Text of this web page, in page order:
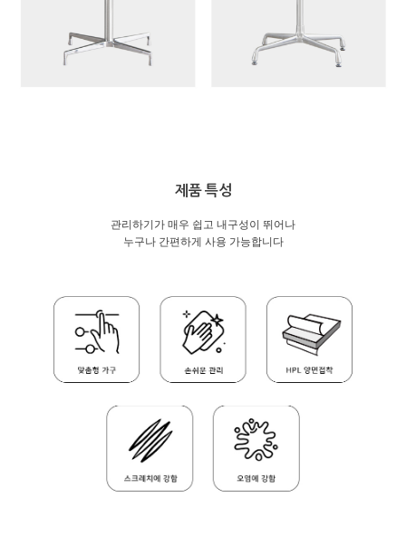
제품 특성
관리하기가 매우 쉽고 내구성이 뛰어나
누구나 간편하게 사용 가능합니다